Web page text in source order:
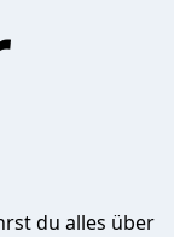
du alles über